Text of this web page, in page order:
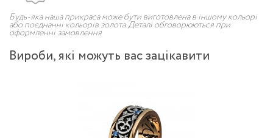
Будь-яка наша прикраса може бути виготовлена в іншому кольорі
або поєднанні кольорів золота. Деталі обговорюються при
оформленні замовлення
Вироби, якi можуть вас зацiкавити